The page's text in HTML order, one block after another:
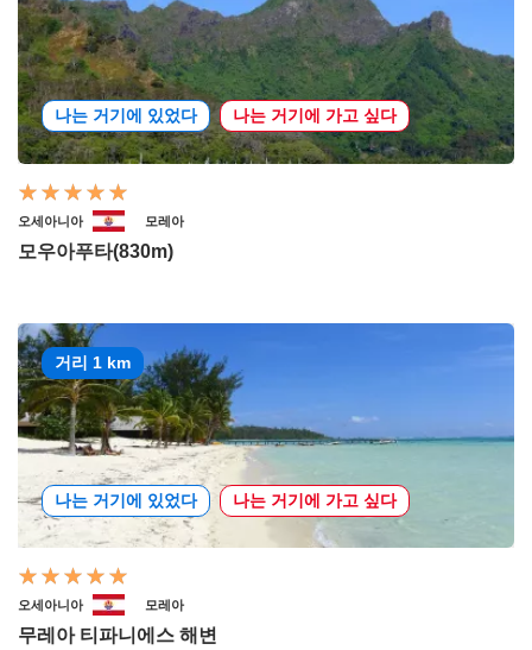
나는 거기에 있었다 나는 거기에 가고 싶다
오세아니아 모레아
모우아푸타(830m)
거리 1 km
나는 거기에 있었다 나는 거기에 가고 싶다
오세아니아 모레아
무레아 티파니에스 해변